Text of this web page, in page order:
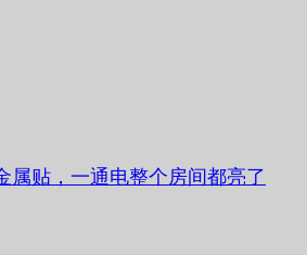
属贴，一通电整个房间都亮了